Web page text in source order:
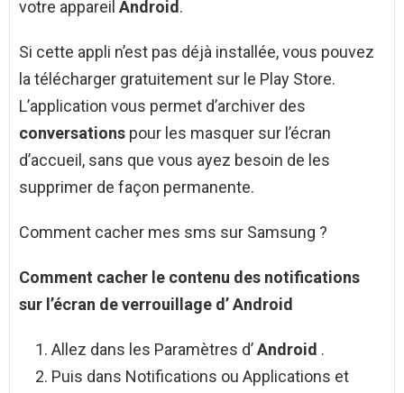
votre appareil Android.
Si cette appli n’est pas déjà installée, vous pouvez
la télécharger gratuitement sur le Play Store.
L’application vous permet d’archiver des
conversations pour les masquer sur l’écran
d’accueil, sans que vous ayez besoin de les
supprimer de façon permanente.
Comment cacher mes sms sur Samsung ?
Comment cacher le contenu des notifications
sur l’écran de verrouillage d’Android
Allez dans les Paramètres d’Android .
Puis dans Notifications ou Applications et